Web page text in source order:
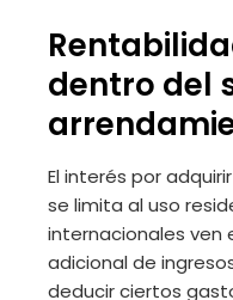
dentro del
El interés por
se limita al uso
internacionales ven
adicional de
deducir ciertos